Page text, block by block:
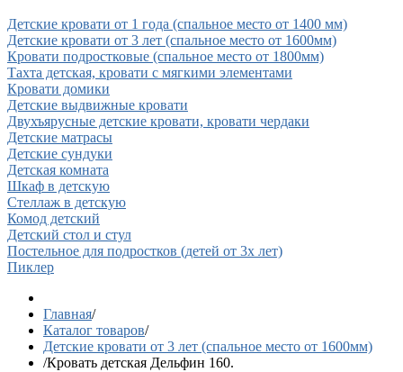
Детские кровати от 1 года (спальное место от 1400 мм)
Детские кровати от 3 лет (спальное место от 1600мм)
Кровати подростковые (спальное место от 1800мм)
Тахта детская, кровати с мягкими элементами
Кровати домики
Детские выдвижные кровати
Двухъярусные детские кровати, кровати чердаки
Детские матрасы
Детские сундуки
Детская комната
Шкаф в детскую
Стеллаж в детскую
Комод детский
Детский стол и стул
Постельное для подростков (детей от 3х лет)
Пиклер
Главная/
Каталог товаров/
Детские кровати от 3 лет (спальное место от 1600мм)
/Кровать детская Дельфин 160.